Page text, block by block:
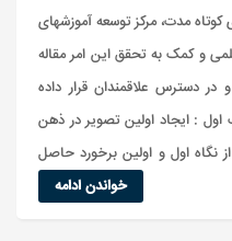
کوتاه مدت، مرکز توسعه آموزشهای
و کمک به تحقق این امر مقاله
دسترس علاقمندان قرار داده
: ایجاد اولین تصویر در ذهن
نگاه اول و اولین برخورد حاصل
خواندن ادامه